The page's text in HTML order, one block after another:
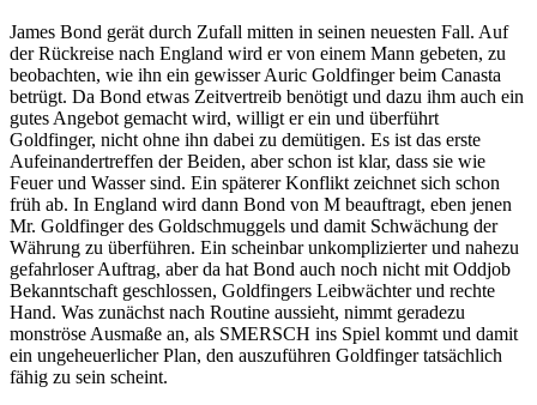
James Bond gerät durch Zufall mitten in seinen neuesten Fall. Auf
der Rückreise nach England wird er von einem Mann gebeten, zu
beobachten, wie ihn ein gewisser Auric Goldfinger beim Canasta
betrügt. Da Bond etwas Zeitvertreib benötigt und dazu ihm auch ein
gutes Angebot gemacht wird, willigt er ein und überführt
Goldfinger, nicht ohne ihn dabei zu demütigen. Es ist das erste
Aufeinandertreffen der Beiden, aber schon ist klar, dass sie wie
Feuer und Wasser sind. Ein späterer Konflikt zeichnet sich schon
früh ab. In England wird dann Bond von M beauftragt, eben jenen
Mr. Goldfinger des Goldschmuggels und damit Schwächung der
Währung zu überführen. Ein scheinbar unkomplizierter und nahezu
gefahrloser Auftrag, aber da hat Bond auch noch nicht mit Oddjob
Bekanntschaft geschlossen, Goldfingers Leibwächter und rechte
Hand. Was zunächst nach Routine aussieht, nimmt geradezu
monströse Ausmaße an, als SMERSCH ins Spiel kommt und damit
ein ungeheuerlicher Plan, den auszuführen Goldfinger tatsächlich
fähig zu sein scheint.